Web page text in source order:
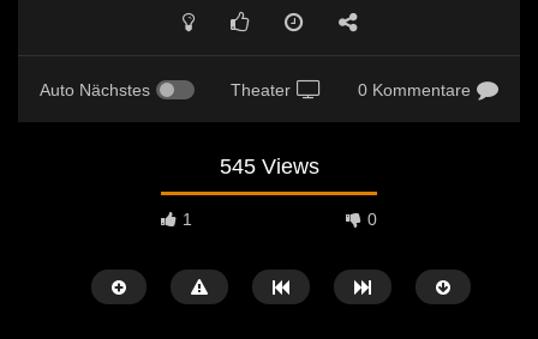
Auto Nächstes Theater 0 Kommentare
545 Views
1 0